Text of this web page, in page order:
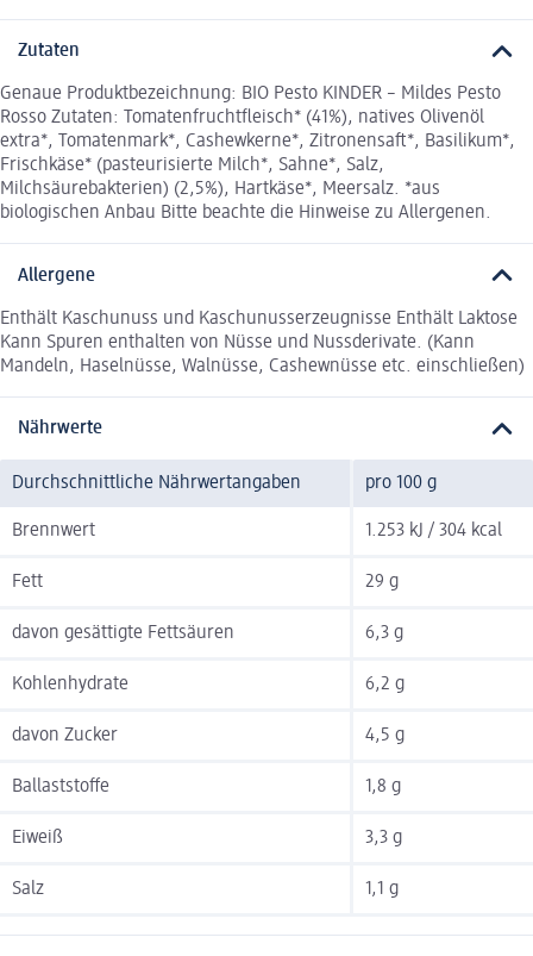
Zutaten
Genaue Produktbezeichnung: BIO Pesto KINDER – Mildes Pesto
Rosso Zutaten: Tomatenfruchtfleisch* (41%), natives Olivenöl
extra*, Tomatenmark*, Cashewkerne*, Zitronensaft*, Basilikum*,
Frischkäse* (pasteurisierte Milch*, Sahne*, Salz,
Milchsäurebakterien) (2,5%), Hartkäse*, Meersalz. *aus
biologischen Anbau Bitte beachte die Hinweise zu Allergenen.
Allergene
Enthält Kaschunuss und Kaschunusserzeugnisse Enthält Laktose
Kann Spuren enthalten von Nüsse und Nussderivate. (Kann
Mandeln, Haselnüsse, Walnüsse, Cashewnüsse etc. einschließen)
Nährwerte
Durchschnittliche Nährwertangaben pro 100 g
Brennwert 1.253 kJ / 304 kcal
Fett 29 g
davon gesättigte Fettsäuren 6,3 g
Kohlenhydrate 6,2 g
davon Zucker 4,5 g
Ballaststoffe 1,8 g
Eiweiß 3,3 g
Salz 1,1 g